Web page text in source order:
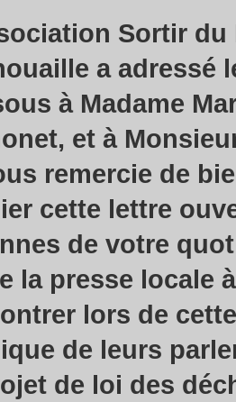
Sortir du
a adressé
à Madame
et à
remercie de
cette lettre
de votre
la presse locale
lors de
de leurs
de loi des